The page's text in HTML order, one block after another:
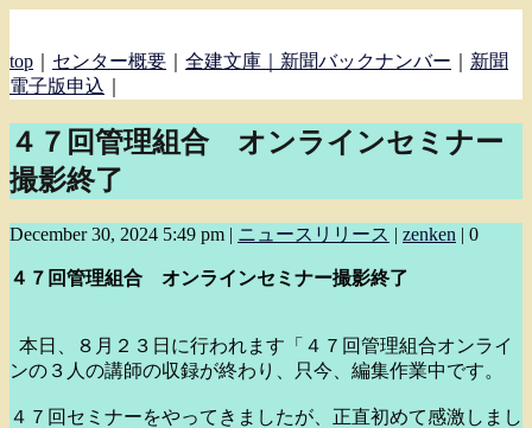
top センター概要 全建文庫｜ 新聞バックナンバー
新聞
電子版申込
４７回管理組合 オンラインセミナー
撮影終了
December 30, 2024 5:49 pm | ニュースリリース | zenken | 0
４７回管理組合 オンラインセミナー撮影終了
本日、８月２３日に行われます「４７回管理組合オンライ
ンの３人の講師の収録が終わり、只今、編集作業中です。
４７回セミナーをやってきましたが、正直初めて感激しまし